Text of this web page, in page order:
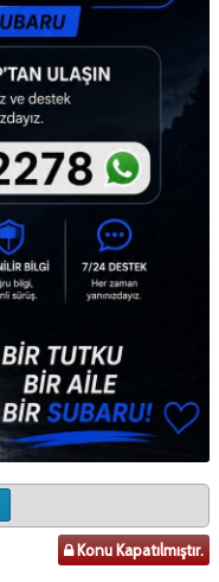
Konu Kapatılmıştır.